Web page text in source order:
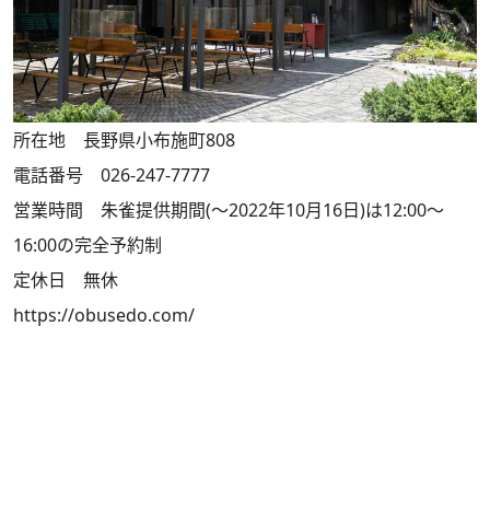
所在地 長野県小布施町808
電話番号 026-247-7777
営業時間 朱雀提供期間(～2022年10月16日)は12:00～
16:00の完全予約制
定休日 無休
https://obusedo.com/